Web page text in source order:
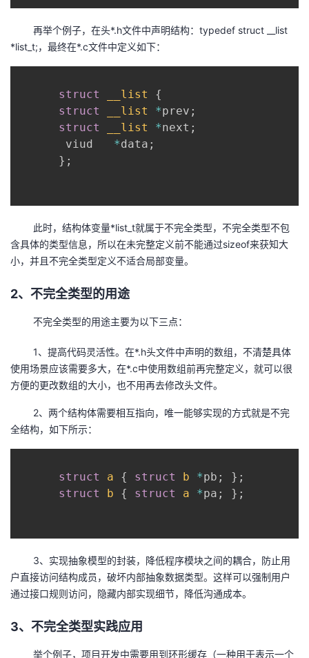
再举个例子，在头*.h文件中声明结构：typedef struct __list
*list_t;，最终在*.c文件中定义如下：
struct __list
{
struct
__list *prev ;
struct
__list *next ;
       viud
*data ;
} ;
此时，结构体变量*list_t就属于不完全类型，不完全类型不包
含具体的类型信息，所以在未完整定义前不能通过sizeof来获知大
小，并且不完全类型定义不适合局部变量。
2、不完全类型的用途
不完全类型的用途主要为以下三点：
1、提高代码灵活性。在*.h头文件中声明的数组，不清楚具体
使用场景应该需要多大，在*.c中使用数组前再完整定义，就可以很
方便的更改数组的大小，也不用再去修改头文件。
2、两个结构体需要相互指向，唯一能够实现的方式就是不完
全结构，如下所示：
struct a { struct b *pb ; } ;
struct
b { struct a *pa ; } ;
3、实现抽象模型的封装，降低程序模块之间的耦合，防止用
户直接访问结构成员，破坏内部抽象数据类型。这样可以强制用户
通过接口规则访问，隐藏内部实现细节，降低沟通成本。
3、不完全类型实践应用
举个例子，项目开发中需要用到环形缓存（一种用于表示一个